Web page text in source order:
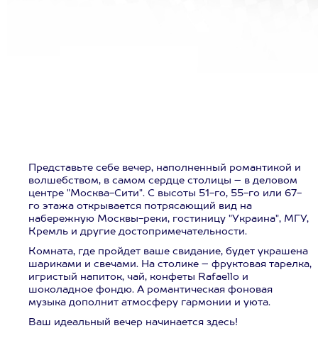
Представьте себе вечер, наполненный романтикой и
волшебством, в самом сердце столицы – в деловом
центре "Москва-Сити". С высоты 51-го, 55-го или 67-
го этажа открывается потрясающий вид на
набережную Москвы-реки, гостиницу "Украина", МГУ,
Кремль и другие достопримечательности.
Комната, где пройдет ваше свидание, будет украшена
шариками и свечами. На столике – фруктовая тарелка,
игристый напиток, чай, конфеты Rafaello и
шоколадное фондю. А романтическая фоновая
музыка дополнит атмосферу гармонии и уюта.
Ваш идеальный вечер начинается здесь!